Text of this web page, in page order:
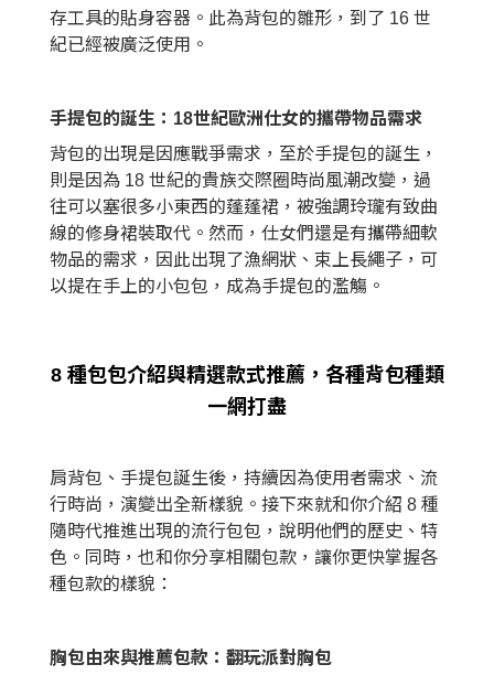
存工具的貼身容器。此為背包的雛形，到了 16 世
紀已經被廣泛使用。
手提包的誕生：18世紀歐洲仕女的攜帶物品需求
背包的出現是因應戰爭需求，至於手提包的誕生，
則是因為 18 世紀的貴族交際圈時尚風潮改變，過
往可以塞很多小東西的蓬蓬裙，被強調玲瓏有致曲
線的修身裙裝取代。然而，仕女們還是有攜帶細軟
物品的需求，因此出現了漁網狀、束上長繩子，可
以提在手上的小包包，成為手提包的濫觴。
8 種包包介紹與精選款式推薦，各種背包種類
一網打盡
肩背包、手提包誕生後，持續因為使用者需求、流
行時尚，演變出全新樣貌。接下來就和你介紹 8 種
隨時代推進出現的流行包包，說明他們的歷史、特
色。同時，也和你分享相關包款，讓你更快掌握各
種包款的樣貌：
胸包由來與推薦包款：翻玩派對胸包